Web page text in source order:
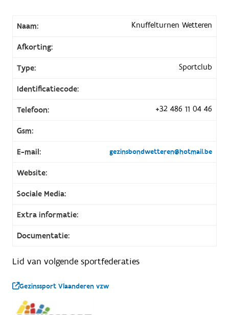
Naam: Knuffelturnen Wetteren
Afkorting:
Type: Sportclub
Identificatiecode:
Telefoon: +32 486 11 04 46
Gsm:
E-mail: gezinsbondwetteren@hotmail.be
Website:
Sociale Media:
Extra informatie:
Documentatie:
Lid van volgende sportfederaties
Gezinssport Vlaanderen vzw